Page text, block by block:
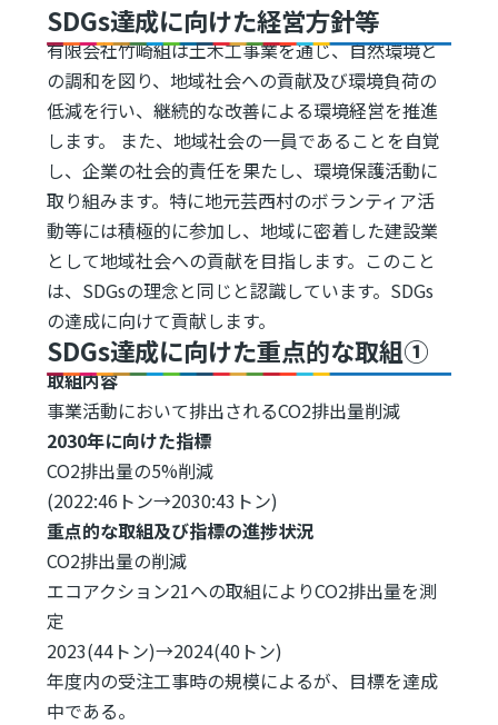
SDGs達成に向けた経営方針等
有限会社竹崎組は土木工事業を通じ、自然環境と
の調和を図り、地域社会への貢献及び環境負荷の
低減を行い、継続的な改善による環境経営を推進
します。 また、地域社会の一員であることを自覚
し、企業の社会的責任を果たし、環境保護活動に
取り組みます。特に地元芸西村のボランティア活
動等には積極的に参加し、地域に密着した建設業
として地域社会への貢献を目指します。このこと
は、SDGsの理念と同じと認識しています。SDGs
の達成に向けて貢献します。
SDGs達成に向けた重点的な取組①
取組内容
事業活動において排出されるCO2排出量削減
2030年に向けた指標
CO2排出量の5%削減
(2022:46トン→2030:43トン)
重点的な取組及び指標の進捗状況
CO2排出量の削減
エコアクション21への取組によりCO2排出量を測
定
2023(44トン)→2024(40トン)
年度内の受注工事時の規模によるが、目標を達成
中である。